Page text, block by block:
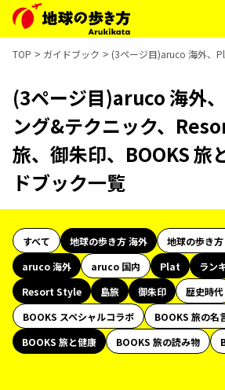
TOP ガイドブック (3ページ目)aruco 海外、
(3ページ目)aruco 海外
ング&テクニック、
旅、御朱印、BOOKS 旅
ドブック一覧
すべて 地球の歩き方 海外
地球の歩き方
aruco 海外
aruco 国内 Plat
ラン
Resort Style
島旅 御朱印 歴史時代
BOOKS スペシャルコラボ
BOOKS 旅の名
BOOKS 旅と健康
BOOKS 旅の読み物